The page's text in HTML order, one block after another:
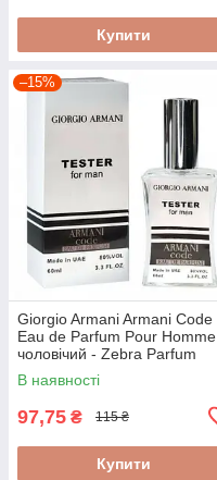
Купити
–15%
Giorgio Armani Armani Code
Eau de Parfum Pour Homme
чоловічий - Zebra Parfum
60ml
В наявності
97,75 ₴ 115 ₴
Купити